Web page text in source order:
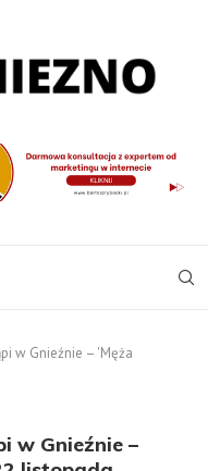
w Gnieźnie – 'Męża
w Gnieźnie –